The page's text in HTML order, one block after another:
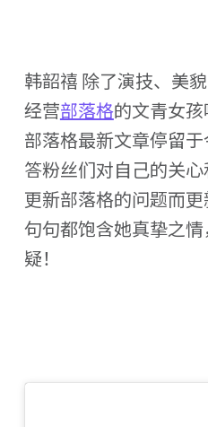
韩韶禧 除了演技、美
经营部落格的文青女
部落格最新文章停留
答粉丝们对自己的关
更新部落格的问题而
句句都饱含她真挚之
疑！